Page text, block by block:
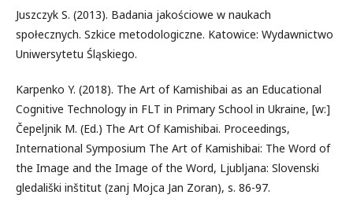
Juszczyk S. (2013). Badania jakościowe w naukach
społecznych. Szkice metodologiczne. Katowice: Wydawnictwo
Uniwersytetu Śląskiego.
Karpenko Y. (2018). The Art of Kamishibai as an Educational
Cognitive Technology in FLT in Primary School in Ukraine, [w:]
Čepeljnik M. (Ed.) The Art Of Kamishibai. Proceedings,
International Symposium The Art of Kamishibai: The Word of
the Image and the Image of the Word, Ljubljana: Slovenski
gledališki inštitut (zanj Mojca Jan Zoran), s. 86-97.